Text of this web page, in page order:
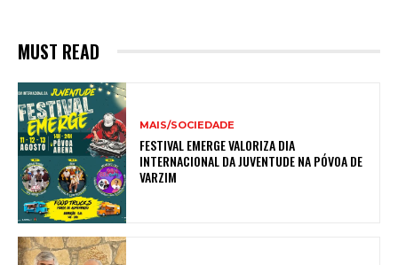
MUST READ
MAIS/SOCIEDADE
FESTIVAL EMERGE VALORIZA DIA
INTERNACIONAL DA JUVENTUDE NA PÓVOA DE
VARZIM